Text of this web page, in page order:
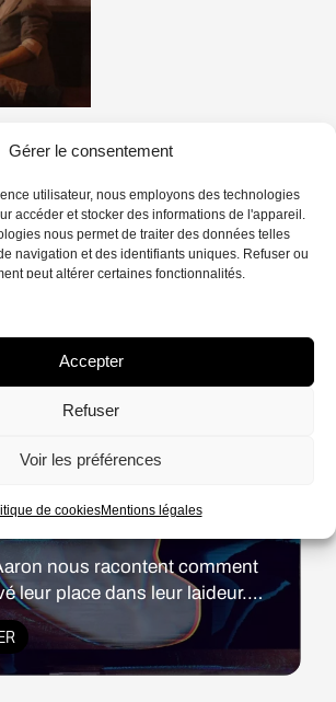
Gérer le consentement
utilisateur, nous employons des technologies
accéder et stocker des informations de l'appareil.
nous permet de traiter des données telles
navigation et des identifiants uniques. Refuser ou
peut altérer certaines fonctionnalités.
Accepter
Refuser
Voir les préférences
de cookiesMentions légales
nous racontent comment
leur place dans leur laideur.
des rejets auxquels ils ont
en tant que corps en
handicap et du refuge qu'ils ont